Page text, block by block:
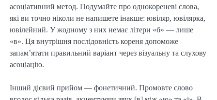
асоціативний метод. Подумайте про однокореневі слова,
які ви точно ніколи не напишете інакше: ювіляр, ювілярка,
ювілейний. У жодному з них немає літери «б» — лише
«в». Ця внутрішня послідовність кореня допоможе
запам’ятати правильний варіант через візуальну та слухову
асоціацію.
Інший дієвий прийом — фонетичний. Промовте слово